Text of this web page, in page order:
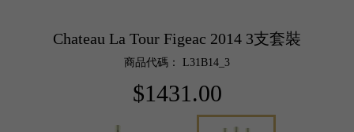
Chateau La Tour Figeac 2014 3支套裝
商品代碼： L31B14_3
$1431.00